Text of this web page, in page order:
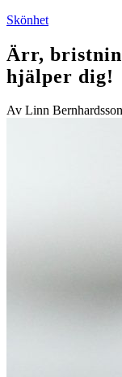
Skönhet
Ärr,
hjälper dig!
Av Linn Bernhardsson